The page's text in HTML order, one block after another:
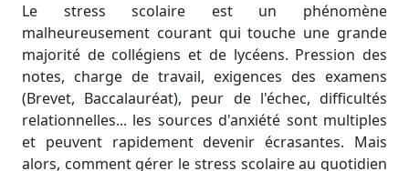
Le stress scolaire est un phénomène
malheureusement courant qui touche une grande
majorité de collégiens et de lycéens. Pression des
notes, charge de travail, exigences des examens
(Brevet, Baccalauréat), peur de l'échec, difficultés
relationnelles... les sources d'anxiété sont multiples
et peuvent rapidement devenir écrasantes. Mais
alors, comment gérer le stress scolaire au quotidien